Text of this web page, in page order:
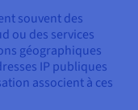
souvent des
ou des services
géographiques
IP publiques
associent à ces